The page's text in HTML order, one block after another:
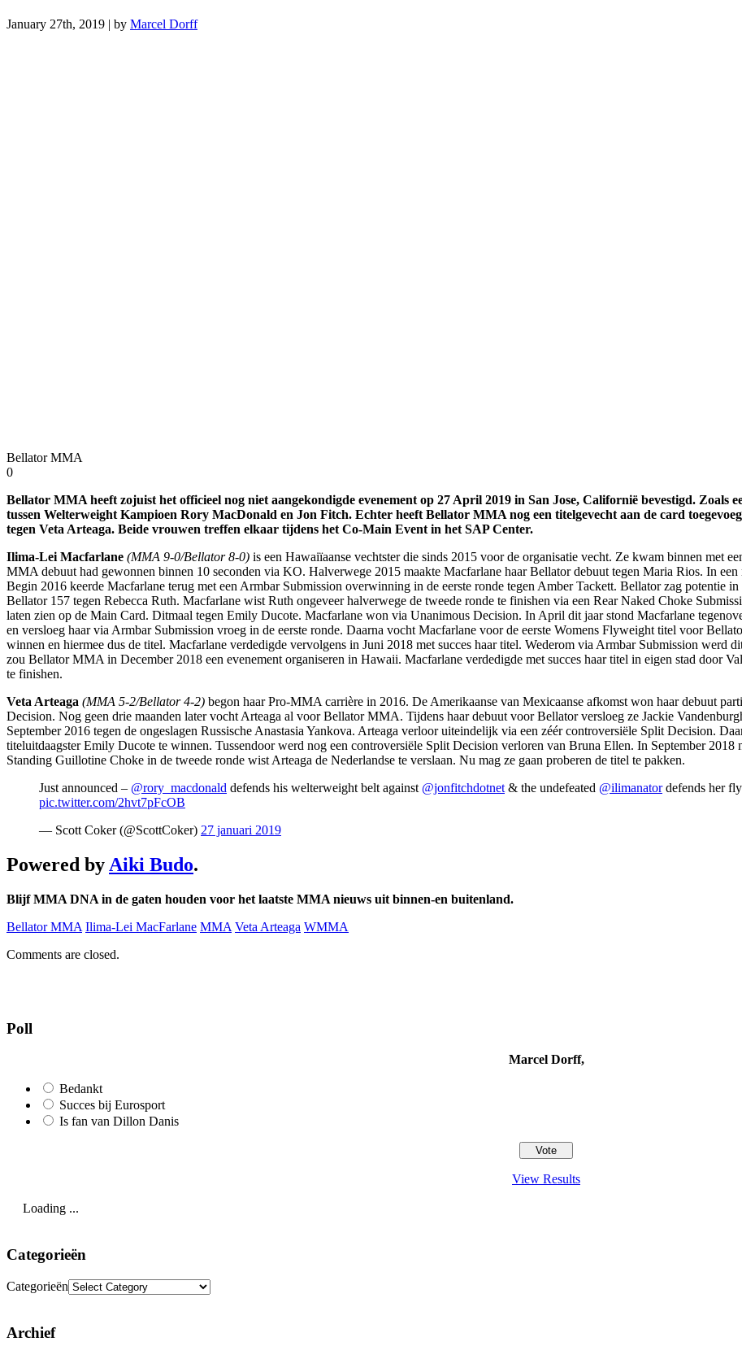
January 27th, 2019 | by Marcel Dorff
Bellator MMA
0
Bellator MMA heeft zojuist het officieel nog niet aangekondigde evenement op 27 April 2019 in San Jose, Californië bevestigd. Zoals
tussen Welterweight Kampioen Rory MacDonald en Jon Fitch. Echter heeft Bellator MMA nog een titelgevecht aan de card
tegen Veta Arteaga. Beide vrouwen treffen elkaar tijdens het Co-Main Event in het SAP Center.
Ilima-Lei Macfarlane (MMA 9-0/Bellator 8-0) is een Hawaiïaanse vechtster die sinds 2015 voor de organisatie vecht. Ze kwam binnen met
MMA debuut had gewonnen binnen 10 seconden via KO. Halverwege 2015 maakte Macfarlane haar Bellator debuut tegen Maria Rios. In
Begin 2016 keerde Macfarlane terug met een Armbar Submission overwinning in de eerste ronde tegen Amber Tackett. Bellator zag potentie
Bellator 157 tegen Rebecca Ruth. Macfarlane wist Ruth ongeveer halverwege de tweede ronde te finishen via een Rear Naked Choke
laten zien op de Main Card. Ditmaal tegen Emily Ducote. Macfarlane won via Unanimous Decision. In April dit jaar stond Macfarlane
en versloeg haar via Armbar Submission vroeg in de eerste ronde. Daarna vocht Macfarlane voor de eerste Womens Flyweight titel voor
winnen en hiermee dus de titel. Macfarlane verdedigde vervolgens in Juni 2018 met succes haar titel. Wederom via Armbar Submission werd
zou Bellator MMA in December 2018 een evenement organiseren in Hawaii. Macfarlane verdedigde met succes haar titel in eigen stad door
te finishen.
Veta Arteaga (MMA 5-2/Bellator 4-2) begon haar Pro-MMA carrière in 2016. De Amerikaanse van Mexicaanse afkomst won haar debuut
Decision. Nog geen drie maanden later vocht Arteaga al voor Bellator MMA. Tijdens haar debuut voor Bellator versloeg ze Jackie
September 2016 tegen de ongeslagen Russische Anastasia Yankova. Arteaga verloor uiteindelijk via een zéér controversiële Split Decision.
titeluitdaagster Emily Ducote te winnen. Tussendoor werd nog een controversiële Split Decision verloren van Bruna Ellen. In September
Standing Guillotine Choke in de tweede ronde wist Arteaga de Nederlandse te verslaan. Nu mag ze gaan proberen de titel te pakken.
Just announced – @rory_macdonald defends his welterweight belt against @jonfitchdotnet & the undefeated @ilimanatordefends her
pic.twitter.com/2hvt7pFcOB
— Scott Coker (@ScottCoker) 27 januari 2019
Powered by Aiki Budo.
Blijf MMA DNA in de gaten houden voor het laatste MMA nieuws uit binnen-en buitenland.
Bellator MMA Ilima-Lei MacFarlane MMA Veta Arteaga WMMA
Comments are closed.
Poll
Marcel Dorff,
Bedankt
Succes bij Eurosport
Is fan van Dillon Danis
View Results
Loading ...
Categorieën
Categorieën
Archief